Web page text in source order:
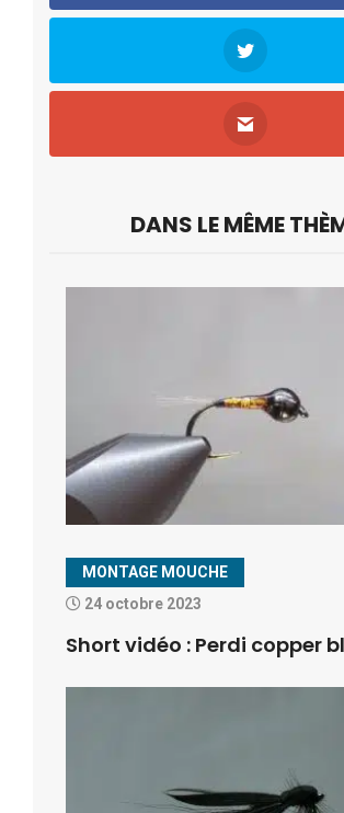
DANS LE MÊME
MONTAGE MOUCHE
24 octobre 2023
Short vidéo : Perdi copper